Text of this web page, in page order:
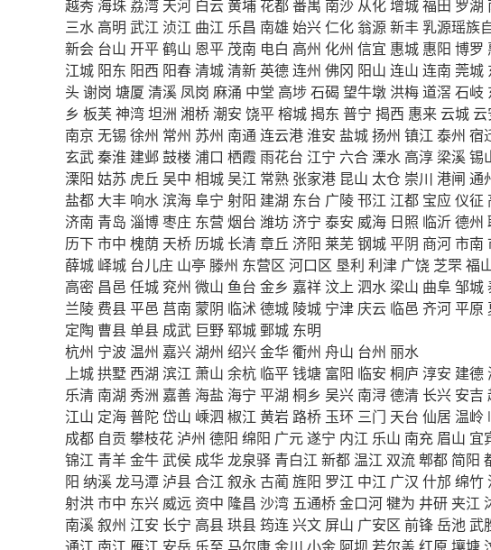
越秀 海珠 荔湾 天河 白云黄埔 花都番禺 南沙 从化增城福田 罗湖
三水 高明 武江 浈江 曲江 乐昌 南雄 始兴仁化 翁源新丰乳源瑶族
新会 台山 开平鹤山 恩平 茂南 电白 高州 化州 信宜 惠城 惠阳 博罗
江城 阳东 阳西 阳春清城清新 英德连州 佛冈 阳山 连山 连南 莞城
头谢岗 塘厦 清溪 凤岗 麻涌 中堂 高埗石碣 望牛墩 洪梅道滘 石岐
乡 板芙 神湾坦洲 湘桥潮安 饶平榕城揭东 普宁 揭西 惠来 云城
南京 无锡 徐州 常州 苏州 南通连云港淮安 盐城扬州 镇江 泰州 宿
玄武秦淮 建邺鼓楼 浦口 栖霞 雨花台 江宁 六合 溧水 高淳 梁溪锡
溧阳 姑苏 虎丘 吴中 相城吴江 常熟 张家港 昆山 太仓 崇川 港闸 通
盐都 大丰 响水滨海阜宁 射阳 建湖 东台 广陵邗江 江都 宝应 仪征
济南 青岛 淄博枣庄 东营 烟台 潍坊济宁 泰安 威海 日照 临沂德州
历下市中 槐荫 天桥 历城 长清章丘 济阳 莱芜钢城平阴 商河市南
薛城 峄城 台儿庄 山亭 滕州 东营区 河口区 垦利 利津 广饶 芝罘福
高密 昌邑 任城 兖州 微山 鱼台 金乡 嘉祥 汶上 泗水 梁山 曲阜邹城
兰陵 费县平邑 莒南 蒙阴 临沭德城 陵城 宁津 庆云 临邑 齐河平原
定陶 曹县单县 成武 巨野 郓城 鄄城 东明
杭州 宁波 温州 嘉兴湖州 绍兴金华衢州 舟山 台州 丽水
上城拱墅 西湖 滨江 萧山 余杭 临平钱塘 富阳 临安 桐庐 淳安 建德
乐清 南湖 秀洲 嘉善 海盐 海宁 平湖 桐乡 吴兴 南浔德清 长兴 安吉
江山 定海普陀 岱山 嵊泗 椒江 黄岩 路桥 玉环 三门 天台 仙居 温岭
成都 自贡 攀枝花 泸州 德阳 绵阳 广元遂宁 内江 乐山 南充 眉山 宜
锦江 青羊金牛武侯 成华龙泉驿 青白江 新都 温江 双流郫都 简阳
阳 纳溪龙马潭 泸县合江 叙永古蔺旌阳 罗江 中江 广汉 什邡 绵竹
射洪市中 东兴 威远 资中 隆昌 沙湾 五通桥金口河犍为 井研 夹江
南溪叙州 江安 长宁 高县珙县筠连兴文 屏山 广安区 前锋岳池武
通江 南江 雁江 安岳 乐至 马尔康金川 小金 阿坝 若尔盖 红原 壤塘